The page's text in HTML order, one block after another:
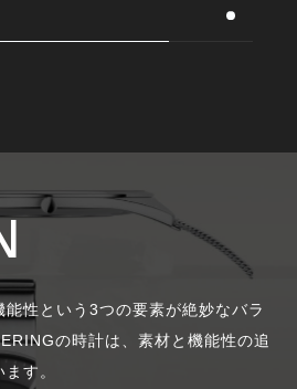
性という3つの要素が絶妙なバラ
の時計は、素材と機能性の追
す。